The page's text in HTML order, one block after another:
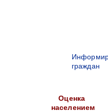
граждан
Оценка
населением